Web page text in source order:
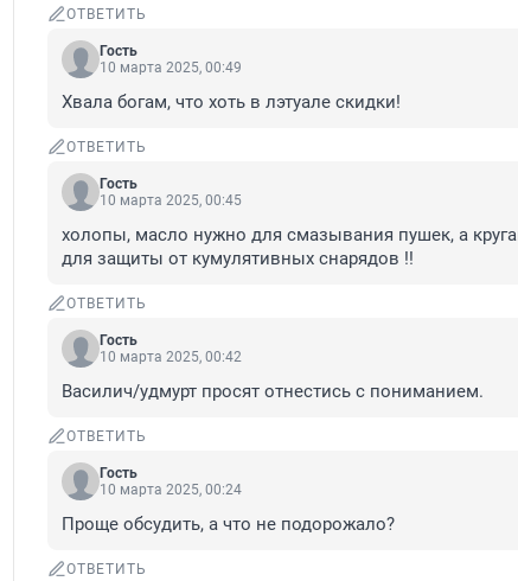
ОТВЕТИТЬ
Гость
10 марта 2025, 00:49
Хвала богам, что хоть в лэтуале скидки!
ОТВЕТИТЬ
Гость
10 марта 2025, 00:45
холопы, масло нужно для смазывания пушек, а
для защиты от кумулятивных снарядов !!
ОТВЕТИТЬ
Гость
10 марта 2025, 00:42
Василич/удмурт просят отнестись с пониманием.
ОТВЕТИТЬ
Гость
10 марта 2025, 00:24
Проще обсудить, а что не подорожало?
ОТВЕТИТЬ